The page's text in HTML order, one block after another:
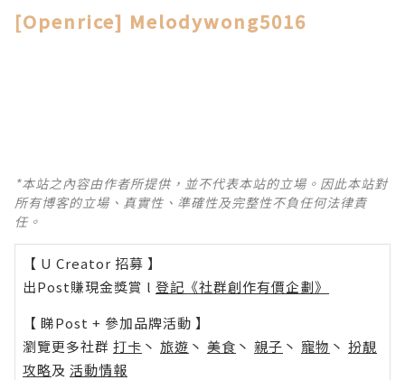
[Openrice] Melodywong5016
*本站之內容由作者所提供，並不代表本站的立場。因此本站對
所有博客的立場、真實性、準確性及完整性不負任何法律責
任。
【 U Creator 招募 】
出Post賺現金獎賞 l 登記《社群創作有價企劃》
【 睇Post + 參加品牌活動 】
瀏覽更多社群 打卡 丶 旅遊 丶 美食 丶 親子 丶 寵物 丶 扮靚
攻略及 活動情報